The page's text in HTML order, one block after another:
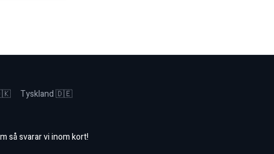
Tyskland 🇩🇪
så svarar vi inom kort!